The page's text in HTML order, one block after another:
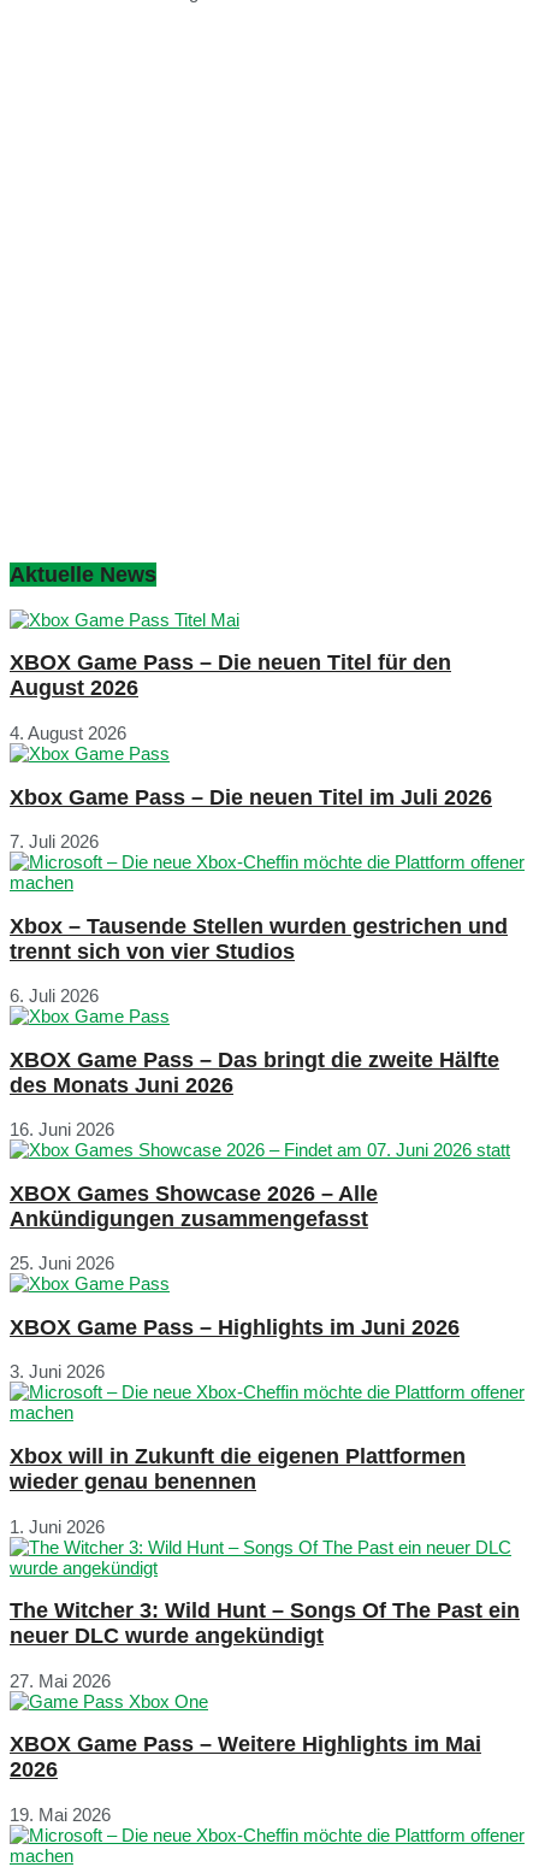
Aktuelle News
XBOX Game Pass – Die neuen Titel für den
August 2026
4. August 2026
Xbox Game Pass – Die neuen Titel im Juli 2026
7. Juli 2026
Xbox – Tausende Stellen wurden gestrichen und
trennt sich von vier Studios
6. Juli 2026
XBOX Game Pass – Das bringt die zweite Hälfte
des Monats Juni 2026
16. Juni 2026
XBOX Games Showcase 2026 – Alle
Ankündigungen zusammengefasst
25. Juni 2026
XBOX Game Pass – Highlights im Juni 2026
3. Juni 2026
Xbox will in Zukunft die eigenen Plattformen
wieder genau benennen
1. Juni 2026
The Witcher 3: Wild Hunt – Songs Of The Past ein
neuer DLC wurde angekündigt
27. Mai 2026
XBOX Game Pass – Weitere Highlights im Mai
2026
19. Mai 2026